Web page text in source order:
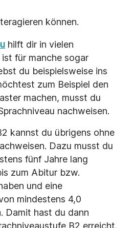
können.
hilft dir in vielen
für manche sogar
du beispielsweise ins
zum Beispiel den
machen, musst du
nachweisen.
kannst du übrigens ohne
Dazu musst du
fünf Jahre lang
zum Abitur bzw.
und eine
mindestens 4,0
Damit hast du dann
B2 erreicht.